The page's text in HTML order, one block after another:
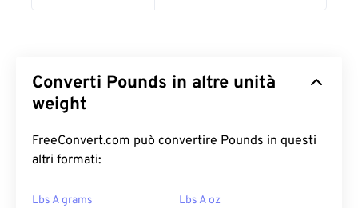
Converti Pounds in altre unità
weight
FreeConvert.com può convertire Pounds in questi
altri formati:
Lbs A grams Lbs A oz